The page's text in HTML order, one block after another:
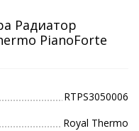
Радиатор
PianoForte
RTPS3050006
Royal Thermo